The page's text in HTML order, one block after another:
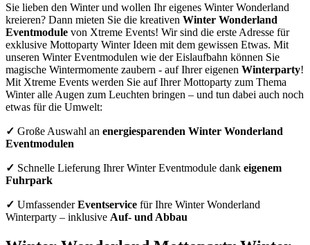
Sie lieben den Winter und wollen Ihr eigenes Winter Wonderland
kreieren? Dann mieten Sie die kreativen Winter Wonderland
Eventmodule von Xtreme Events! Wir sind die erste Adresse für
exklusive Mottoparty Winter Ideen mit dem gewissen Etwas. Mit
unseren Winter Eventmodulen wie der Eislaufbahn können Sie
magische Wintermomente zaubern - auf Ihrer eigenen Winterparty!
Mit Xtreme Events werden Sie auf Ihrer Mottoparty zum Thema
Winter alle Augen zum Leuchten bringen – und tun dabei auch noch
etwas für die Umwelt:
✓ Große Auswahl an energiesparenden Winter Wonderland
Eventmodulen
✓ Schnelle Lieferung Ihrer Winter Eventmodule dank eigenem
Fuhrpark
✓ UmfassenderEventservice für Ihre Winter Wonderland
Winterparty – inklusive Auf- und Abbau